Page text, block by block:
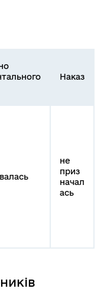
Наказ
не
приз
начал
ась